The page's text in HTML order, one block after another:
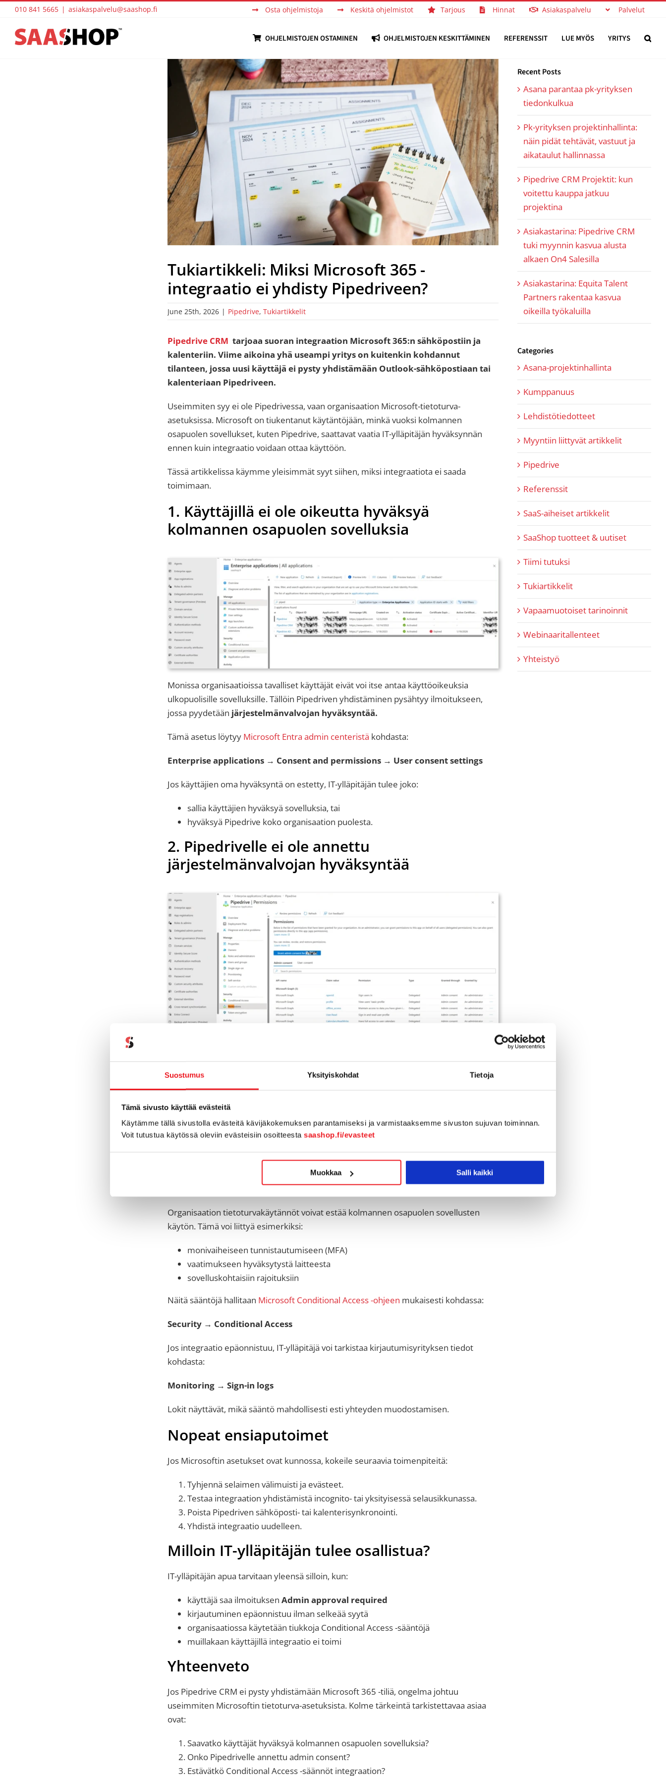
Suostumus Yksityiskohdat Tietoja
Tämä sivusto käyttää evästeitä
Käytämme tällä sivustolla evästeitä kävijäkokemuksen parantamiseksi ja varmistaaksemme sivuston sujuvan toiminnan.
Voit tutustua käytössä oleviin evästeisiin osoitteesta saashop.fi/evasteet
Muokkaa Salli kaikki
Skip
content
010 841 5665 | asiakaspalvelu@saashop.fi Osta ohjelmistoja Keskitä ohjelmistot Tarjous Hinnat Asiakaspalvelu Palvelut
OHJELMISTOJEN OSTAMINEN OHJELMISTOJEN KESKITTÄMINEN REFERENSSIT LUE MYÖS YRITYS
View
Larger
Image
Tukiartikkeli: Miksi Microsoft 365 -
integraatio ei yhdisty Pipedriveen?
June 25th, 2026 | Pipedrive,Tukiartikkelit
Pipedrive CRM tarjoaa suoran integraation Microsoft 365:n sähköpostiin ja
kalenteriin. Viime aikoina yhä useampi yritys on kuitenkin kohdannut
tilanteen, jossa uusi käyttäjä ei pysty yhdistämään Outlook-sähköpostiaan tai
kalenteriaan Pipedriveen.
Useimmiten syy ei ole Pipedrivessa, vaan organisaation Microsoft-tietoturva-
asetuksissa. Microsoft on tiukentanut käytäntöjään, minkä vuoksi kolmannen
osapuolen sovellukset, kuten Pipedrive, saattavat vaatia IT-ylläpitäjän hyväksynnän
ennen kuin integraatio voidaan ottaa käyttöön.
Tässä artikkelissa käymme yleisimmät syyt siihen, miksi integraatiota ei saada
toimimaan.
1. Käyttäjillä ei ole oikeutta hyväksyä
kolmannen osapuolen sovelluksia
Monissa organisaatioissa tavalliset käyttäjät eivät voi itse antaa käyttöoikeuksia
ulkopuolisille sovelluksille. Tällöin Pipedriven yhdistäminen pysähtyy ilmoitukseen,
jossa pyydetään järjestelmänvalvojan hyväksyntää.
Tämä asetus löytyy Microsoft Entra admin centeristä kohdasta:
Enterprise applications → Consent and permissions → User consent settings
Jos käyttäjien oma hyväksyntä on estetty, IT-ylläpitäjän tulee joko:
sallia käyttäjien hyväksyä sovelluksia, tai
hyväksyä Pipedrive koko organisaation puolesta.
2. Pipedrivelle ei ole annettu
järjestelmänvalvojan hyväksyntää
Tämä tehdään Microsoftin admin consent -ohjeenmukaisesti:
Enterprise applications → Pipedrive → Permissions → Grant admin consent
Tämän jälkeen käyttäjät voivat yleensä yhdistää sähköpostinsa ja kalenterinsa ilman
lisätoimenpiteitä.
3. Conditional Access -säännöt estävät
kirjautumisen
Organisaation tietoturvakäytännöt voivat estää kolmannen osapuolen sovellusten
käytön. Tämä voi liittyä esimerkiksi:
monivaiheiseen tunnistautumiseen (MFA)
vaatimukseen hyväksytystä laitteesta
sovelluskohtaisiin rajoituksiin
Näitä sääntöjä hallitaan Microsoft Conditional Access -ohjeen mukaisesti kohdassa:
Security → Conditional Access
Jos integraatio epäonnistuu, IT-ylläpitäjä voi tarkistaa kirjautumisyrityksen tiedot
kohdasta:
Monitoring → Sign-in logs
Lokit näyttävät, mikä sääntö mahdollisesti esti yhteyden muodostamisen.
Nopeat ensiaputoimet
Jos Microsoftin asetukset ovat kunnossa, kokeile seuraavia toimenpiteitä:
Tyhjennä selaimen välimuisti ja evästeet.
Testaa integraation yhdistämistä incognito- tai yksityisessä selausikkunassa.
Poista Pipedriven sähköposti- tai kalenterisynkronointi.
Yhdistä integraatio uudelleen.
Milloin IT-ylläpitäjän tulee osallistua?
IT-ylläpitäjän apua tarvitaan yleensä silloin, kun:
käyttäjä saa ilmoituksenAdmin approval required
kirjautuminen epäonnistuu ilman selkeää syytä
organisaatiossa käytetään tiukkoja Conditional Access -sääntöjä
muillakaan käyttäjillä integraatio ei toimi
Yhteenveto
Jos Pipedrive CRM ei pysty yhdistämään Microsoft 365 -tiliä, ongelma johtuu
useimmiten Microsoftin tietoturva-asetuksista. Kolme tärkeintä tarkistettavaa asiaa
ovat:
Saavatko käyttäjät hyväksyä kolmannen osapuolen sovelluksia?
Onko Pipedrivelle annettu admin consent?
Estävätkö Conditional Access -säännöt integraation?
Recent Posts
Asana parantaa pk-yrityksen
tiedonkulkua
Pk-yrityksen projektinhallinta:
näin pidät tehtävät, vastuut ja
aikataulut hallinnassa
Pipedrive CRM Projektit: kun
voitettu kauppa jatkuu
projektina
Asiakastarina: Pipedrive CRM
tuki myynnin kasvua alusta
alkaen On4 Salesilla
Asiakastarina: Equita Talent
Partners rakentaa kasvua
oikeilla työkaluilla
Categories
Asana-projektinhallinta
Kumppanuus
Lehdistötiedotteet
Myyntiin liittyvät artikkelit
Pipedrive
Referenssit
SaaS-aiheiset artikkelit
SaaShop tuotteet & uutiset
Tiimi tutuksi
Tukiartikkelit
Vapaamuotoiset tarinoinnit
Webinaaritallenteet
Yhteistyö